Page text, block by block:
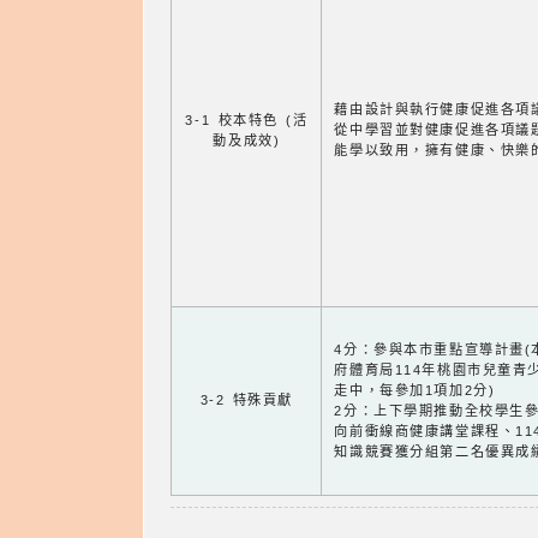
3-1 校本特色 (活
動及成效)
藉由設計與執行健康促進各項
從中學習並對健康促進各項議
能學以致用，擁有健康、快樂
3-2 特殊貢獻
4分：參與本市重點宣導計畫(
府體育局114年桃園市兒童青
走中，每參加1項加2分)
2分：上下學期推動全校學生
向前衝線商健康講堂課程、
知識競賽獲分組第二名優異成